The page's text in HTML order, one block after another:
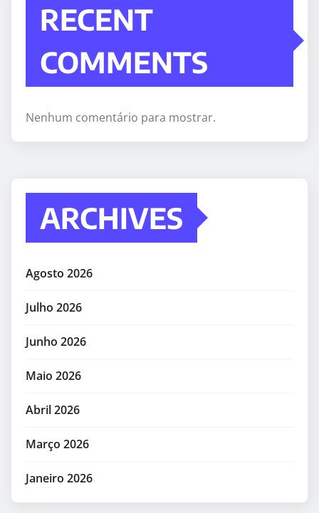
RECENT
COMMENTS
Nenhum comentário para mostrar.
ARCHIVES
Agosto 2026
Julho 2026
Junho 2026
Maio 2026
Abril 2026
Março 2026
Janeiro 2026